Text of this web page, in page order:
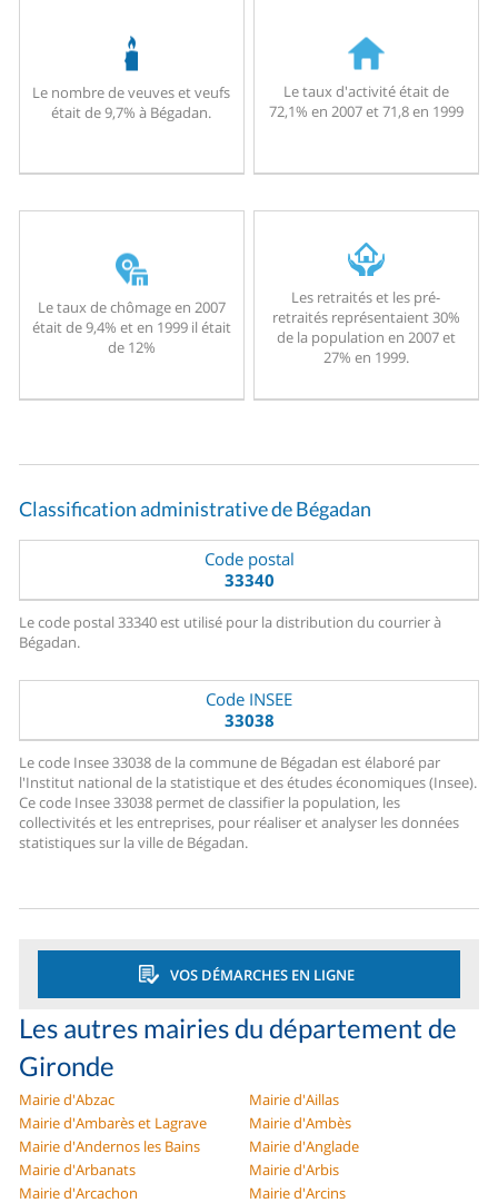
Le nombre de veuves et veufs
était de 9,7% à Bégadan.
Le taux d'activité était de
72,1% en 2007 et 71,8 en 1999
Le taux de chômage en 2007
était de 9,4% et en 1999 il était
de 12%
Les retraités et les pré-
retraités représentaient 30%
de la population en 2007 et
27% en 1999.
Classification administrative de Bégadan
Code postal
33340
Le code postal 33340 est utilisé pour la distribution du courrier à
Bégadan.
Code INSEE
33038
Le code Insee 33038 de la commune de Bégadan est élaboré par
l'Institut national de la statistique et des études économiques (Insee).
Ce code Insee 33038 permet de classifier la population, les
collectivités et les entreprises, pour réaliser et analyser les données
statistiques sur la ville de Bégadan.
VOS DÉMARCHES EN LIGNE
Les autres mairies du département de
Gironde
Mairie d'Abzac
Mairie d'Aillas
Mairie d'Ambarès et Lagrave
Mairie d'Ambès
Mairie d'Andernos les Bains
Mairie d'Anglade
Mairie d'Arbanats
Mairie d'Arbis
Mairie d'Arcachon
Mairie d'Arcins